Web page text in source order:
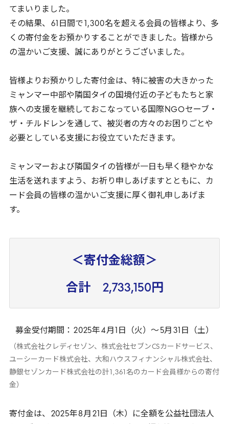
てまいりました。
その結果、
61 日間で ,300名を超える会員の皆様より、多
くの寄付金をお預かりすることができました。皆様から
の温かいご支援、誠にありがとうございました。
皆様よりお預かりした寄付金は、特に被害の大きかった
ミャンマー中部や隣国タイの国境付近の子どもたちと家
族への支援を継続しておこなっている国際NGOセーブ・
ザ・チルドレンを通して、被災者の方々のお困りごとや
必要としている支援にお役立ていただきます。
ミャンマーおよび隣国タイの皆様が一日も早く穏やかな
生活を送れますよう、お祈り申しあげますとともに、カ
ード会員の皆様の温かいご支援に厚く御礼申しあげま
す。
＜寄付金総額＞
合計 2,733,150円
募金受付期間： 2025年4月 日（火）～ 5月 31 日（土）
（株式会社クレディセゾン、株式会社セブンCSカードサービス、
ユーシーカード株式会社、大和ハウスフィナンシャル株式会社、
静銀セゾンカード株式会社の計
,361 名のカード会員様からの寄付
金）
寄付金は、 2025年8月 21
日（木）に全額を公益社団法人